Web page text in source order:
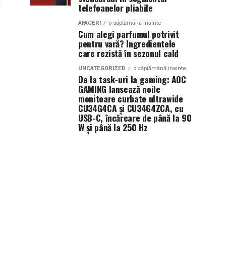
telefoanelor pliabile
AFACERI o săptămână inainte
Cum alegi parfumul potrivit
pentru vară? Ingredientele
care rezistă în sezonul cald
UNCATEGORIZED o săptămână inainte
De la task-uri la gaming: AOC
GAMING lansează noile
monitoare curbate ultrawide
CU34G4CA și CU34G4ZCA, cu
USB-C, încărcare de până la 90
W și până la 250 Hz